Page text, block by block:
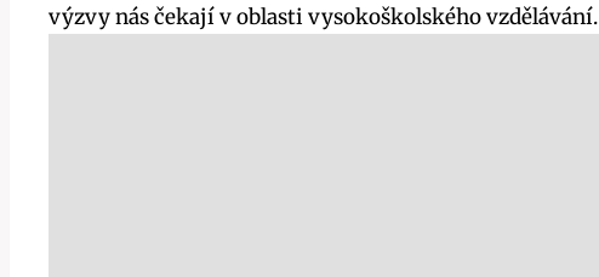
výzvy nás čekají v oblasti vysokoškolského